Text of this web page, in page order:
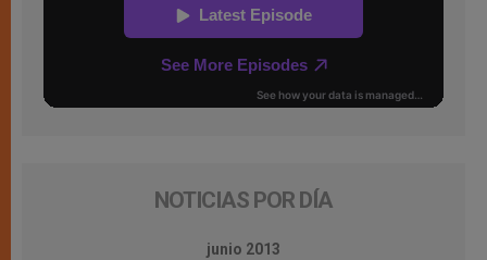
NOTICIAS POR DÍA
junio 2013